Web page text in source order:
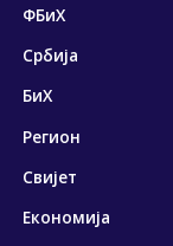
ФБиХ
Србија
БиХ
Регион
Свијет
Економија